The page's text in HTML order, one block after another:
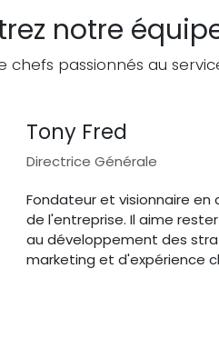
notre
chefs passionnés au
Tony Fred
Directrice Générale
Fondateur et visionnaire en
de l'entreprise. Il aime
au développement des
marketing et d'expérience